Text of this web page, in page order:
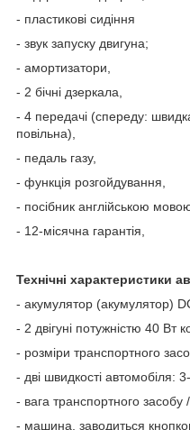
- пластикові сидіння
- звук запуску двигуна;
- амортизатори,
- 2 бічні дзеркала,
- 4 передачі (спереду:
повільна),
- педаль газу,
- функція розгойдування,
- посібник англійською
- 12-місячна гарантія,
Технічні характеристики
- акумулятор (акумулятор)
- 2 двігуні потужністю 40 Вт
- розміри транспортного
- дві швидкості автомобіля:
- вага транспортного засобу
- машина, заводиться